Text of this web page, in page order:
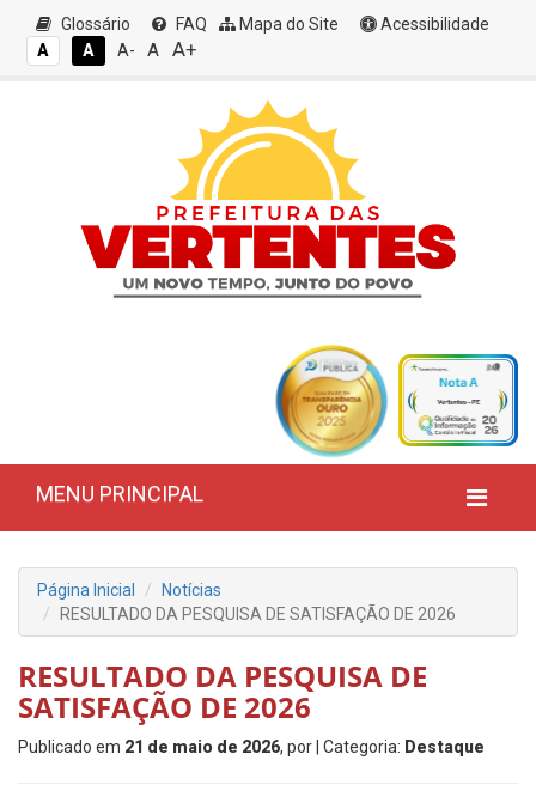
Glossário FAQ Mapa do Site
Acessibilidade
A
A A- A A+
MENU PRINCIPAL
Página Inicial
Notícias
RESULTADO DA PESQUISA DE SATISFAÇÃO DE 2026
RESULTADO DA PESQUISA DE
SATISFAÇÃO DE 2026
Publicado em 21 de maio de 2026, por | Categoria: Destaque